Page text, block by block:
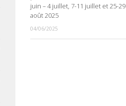
juin – 4 juillet, 7-11 juillet et 25-29
août 2025
04/06/2025